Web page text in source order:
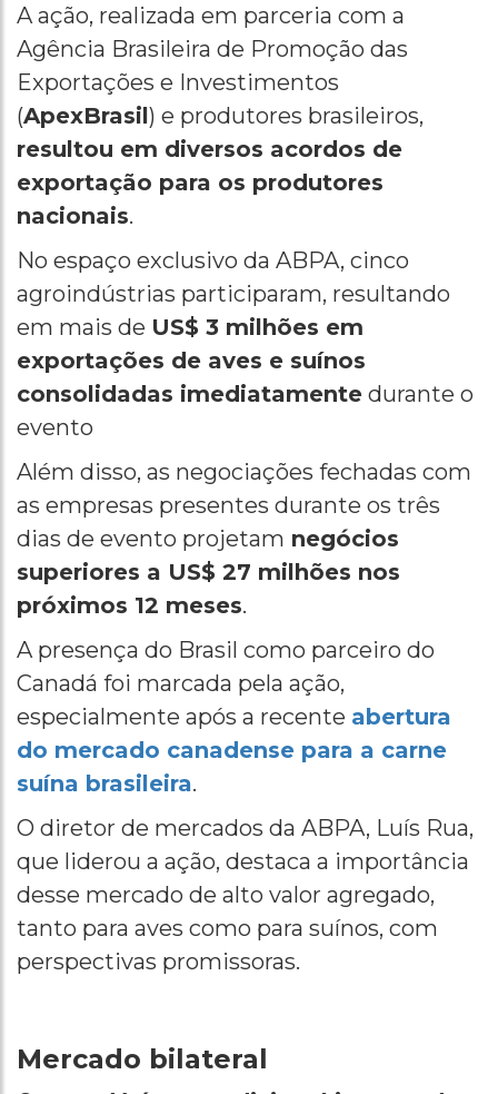
A ação, realizada em parceria com a
Agência Brasileira de Promoção das
Exportações e Investimentos
(ApexBrasil) e produtores brasileiros,
resultou em diversos acordos de
exportação para os produtores
nacionais.
No espaço exclusivo da ABPA, cinco
agroindústrias participaram, resultando
em mais de US$ 3 milhões em
exportações de aves e suínos
consolidadas imediatamente durante o
evento
Além disso, as negociações fechadas com
as empresas presentes durante os três
dias de evento projetam negócios
superiores a US$ 27 milhões nos
próximos 12 meses.
A presença do Brasil como parceiro do
Canadá foi marcada pela ação,
especialmente após a recente abertura
do mercado canadense para a carne
suína brasileira.
O diretor de mercados da ABPA, Luís Rua,
que liderou a ação, destaca a importância
desse mercado de alto valor agregado,
tanto para aves como para suínos, com
perspectivas promissoras.
Mercado bilateral